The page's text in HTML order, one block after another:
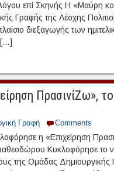
επί Σκηνής Η «Μαύρη
Γραφής της Λέσχης
διεξαγωγής των
ΠρασινίΖω»,
Γραφή Comments
η «Επιχείρηση
Κυκλοφόρησε το
της Ομάδας Δημιουργικής